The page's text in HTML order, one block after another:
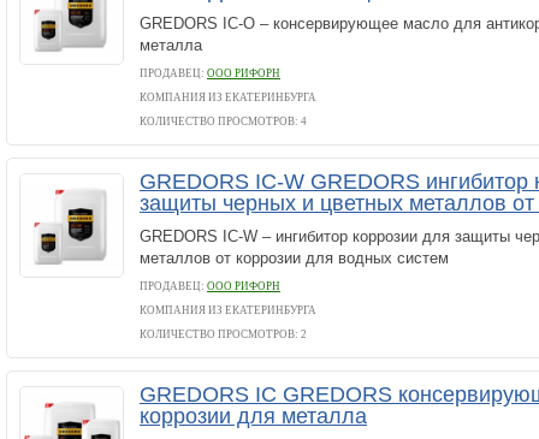
GREDORS IC-O – консервирующее масло для
металла
ПРОДАВЕЦ: ООО РИФОРН
КОМПАНИЯ ИЗ ЕКАТЕРИНБУРГА
КОЛИЧЕСТВО ПРОСМОТРОВ: 4
GREDORS IC-W GREDORS ингибитор
защиты черных и цветных металлов от
GREDORS IC-W – ингибитор коррозии для защиты
металлов от коррозии для водных систем
ПРОДАВЕЦ: ООО РИФОРН
КОМПАНИЯ ИЗ ЕКАТЕРИНБУРГА
КОЛИЧЕСТВО ПРОСМОТРОВ: 2
GREDORS IC GREDORS
коррозии для металла